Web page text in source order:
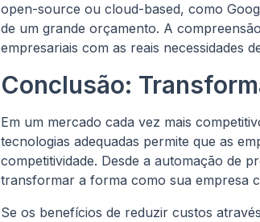
open-source ou cloud-based, como
de um grande orçamento. A
empresariais com as reais necessidades
Conclusão:
Em um mercado cada vez mais
tecnologias adequadas permite que as
competitividade. Desde a automação de
transformar a forma como sua empresa
Se os benefícios de reduzir custos